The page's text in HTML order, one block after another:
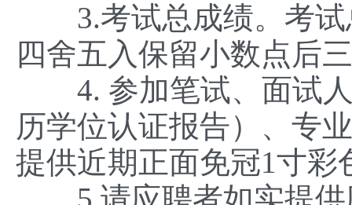
3.考试总成绩。考试
四舍五入保留小数点后
4. 参加笔试、面试人
历学位认证报告）、专
提供近期正面免冠1寸彩